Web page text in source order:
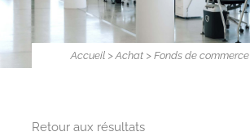
Accueil >Achat >Fonds de commerce
Retour aux résultats